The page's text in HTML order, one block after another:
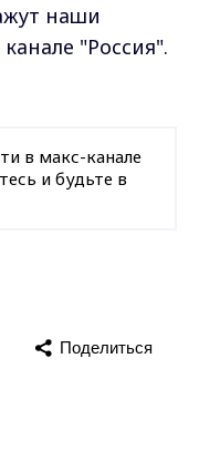
наши
"Россия".
в макс-канале
и будьте в
Поделиться